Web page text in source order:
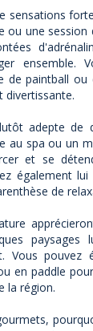
sensations
ou une session
ensemble.
de paintball
divertissante.
adepte de
au spa ou un
et se
également
de
paysages
Vous pouvez
en paddle
la région.